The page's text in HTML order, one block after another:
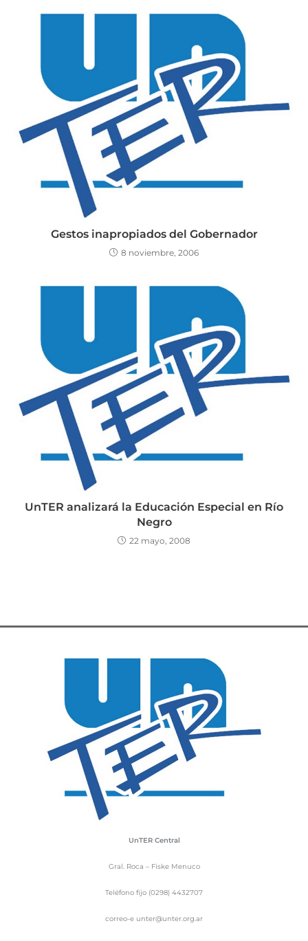
Gestos inapropiados del Gobernador
8 noviembre, 2006
UnTER analizará la Educación Especial en Río
Negro
22 mayo, 2008
UnTER Central
Gral. Roca – Fiske Menuco
Teléfono fijo (0298) 4432707
correo-e unter@unter.org.ar